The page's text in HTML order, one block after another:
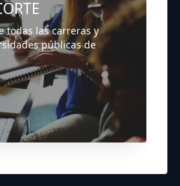
todas las carreras y
públicas de